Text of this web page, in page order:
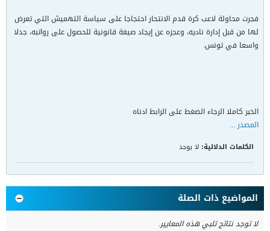
فجرت محاولة لاعب كرة قدم الانتحار احتجاجا على سياسة التهميش التي تعرض
لها من قبل إدارة ناديه، وعجزه عن إيجاد صيغة قانونية للحصول على رواتبه، جدلا
واسعا في تونس.
الخبر كاملا الرجاء الضغط على الرابط ادناه
المصدر ...
الكلمات الدلالية: لا يوجد
المواضيع ذات الصلة
لا توجد نتائج تلبي هذه المعايير.